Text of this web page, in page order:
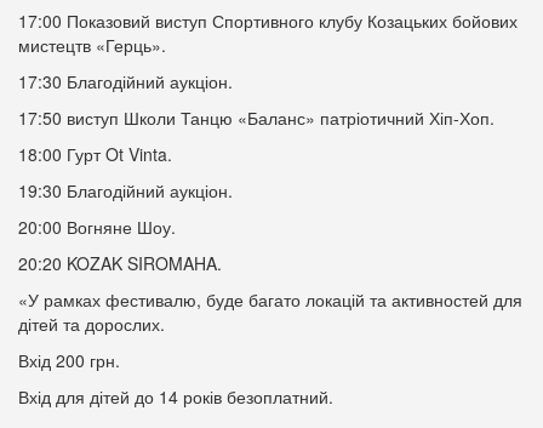
17:00 Показовий виступ Спортивного клубу Козацьких бойових
мистецтв «Герць».
17:30 Благодійний аукціон.
17:50 виступ Школи Танцю «Баланс» патріотичний Хіп-Хоп.
18:00 Гурт Ot Vinta.
19:30 Благодійний аукціон.
20:00 Вогняне Шоу.
20:20 KOZAK SIROMAHA.
«У рамках фестивалю, буде багато локацій та активностей для
дітей та дорослих.
Вхід 200 грн.
Вхід для дітей до 14 років безоплатний.